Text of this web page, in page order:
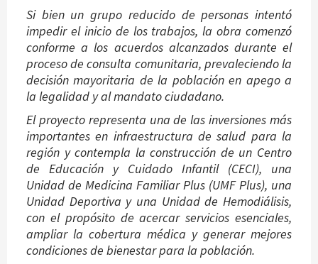
Si bien un grupo reducido de personas intentó
impedir el inicio de los trabajos, la obra comenzó
conforme a los acuerdos alcanzados durante el
proceso de consulta comunitaria, prevaleciendo la
decisión mayoritaria de la población en apego a
la legalidad y al mandato ciudadano.
El proyecto representa una de las inversiones más
importantes en infraestructura de salud para la
región y contempla la construcción de un Centro
de Educación y Cuidado Infantil (CECI), una
Unidad de Medicina Familiar Plus (UMF Plus), una
Unidad Deportiva y una Unidad de Hemodiálisis,
con el propósito de acercar servicios esenciales,
ampliar la cobertura médica y generar mejores
condiciones de bienestar para la población.